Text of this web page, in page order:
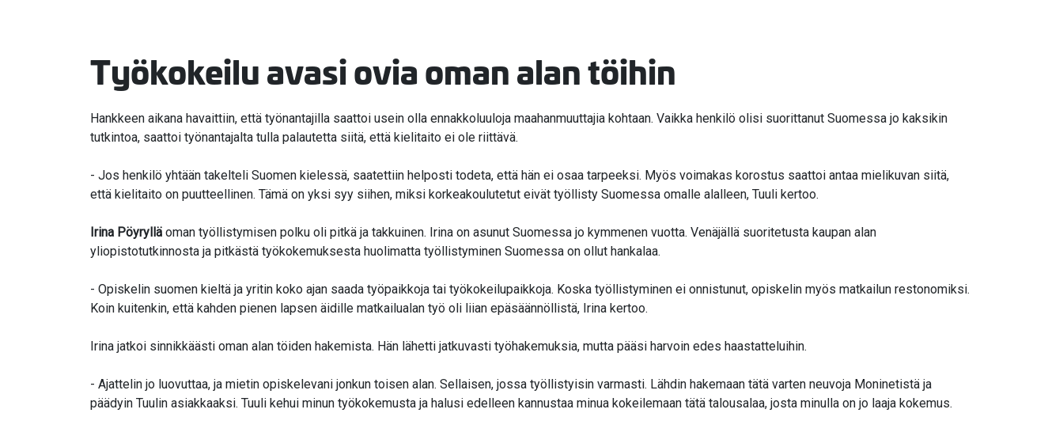
Työkokeilu avasi ovia oman alan töihin
Hankkeen aikana havaittiin, että työnantajilla saattoi usein olla ennakkoluuloja maahanmuuttajia kohtaan. Vaikka henkilö olisi suorittanut Suomessa jo kaksikin
tutkintoa, saattoi työnantajalta tulla palautetta siitä, että kielitaito ei ole riittävä.
- Jos henkilö yhtään takelteli Suomen kielessä, saatettiin helposti todeta, että hän ei osaa tarpeeksi. Myös voimakas korostus saattoi antaa mielikuvan siitä,
että kielitaito on puutteellinen. Tämä on yksi syy siihen, miksi korkeakoulutetut eivät työllisty Suomessa omalle alalleen, Tuuli kertoo.
Irina Pöyryllä oman työllistymisen polku oli pitkä ja takkuinen. Irina on asunut Suomessa jo kymmenen vuotta. Venäjällä suoritetusta kaupan alan
yliopistotutkinnosta ja pitkästä työkokemuksesta huolimatta työllistyminen Suomessa on ollut hankalaa.
- Opiskelin suomen kieltä ja yritin koko ajan saada työpaikkoja tai työkokeilupaikkoja. Koska työllistyminen ei onnistunut, opiskelin myös matkailun restonomiksi.
Koin kuitenkin, että kahden pienen lapsen äidille matkailualan työ oli liian epäsäännöllistä, Irina kertoo.
Irina jatkoi sinnikkäästi oman alan töiden hakemista. Hän lähetti jatkuvasti työhakemuksia, mutta pääsi harvoin edes haastatteluihin.
- Ajattelin jo luovuttaa, ja mietin opiskelevani jonkun toisen alan. Sellaisen, jossa työllistyisin varmasti. Lähdin hakemaan tätä varten neuvoja Moninetistä ja
päädyin Tuulin asiakkaaksi. Tuuli kehui minun työkokemusta ja halusi edelleen kannustaa minua kokeilemaan tätä talousalaa, josta minulla on jo laaja kokemus.